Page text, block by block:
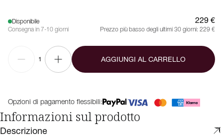
Disponibile
Consegna in 7-10 giorni
229 €
Prezzo più basso degli ultimi 30 giorni: 229 €
1 AGGIUNGI AL CARRELLO
Opzioni di pagamento flessibili:
Informazioni sul prodotto
Descrizione